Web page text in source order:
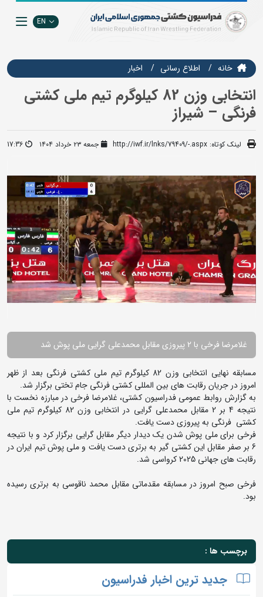
EN
خانه اطلاع رسانی اخبار
انتخابی وزن 82 کیلوگرم تیم ملی کشتی
فرنگی – شیراز
لینک کوتاه: http://iwf.ir/lnks/79409/-.aspx جمعه ۲۳ خرداد ۱۴۰۴ 17:36
غلامرضا فرخی با 2 پیروزی مقابل محمدعلی گرایی ملی پوش شد
مسابقه نهایی انتخابی وزن 82 کیلوگرم تیم ملی کشتی فرنگی بعد از ظهر
امروز در جریان رقابت های بین المللی کشتی فرنگی جام تختی برگزار شد.
به گزارش روابط عمومی فدراسیون کشتی، غلامرضا فرخی در مبارزه نخست با
نتیجه 4 بر 2 مقابل محمدعلی گرایی در انتخابی وزن 82 کیلوگرم تیم ملی
کشتی فرنگی به پیروزی دست یافت.
فرخی برای ملی پوش شدن یک دیدار دیگر مقابل گرایی برگزار کرد و با نتیجه
6 بر صفر مقابل این کشتی گیر به برتری دست یافت و ملی پوش تیم ایران در
رقابت های جهانی 2025 کرواسی شد.
فرخی صبح امروز در مسابقه مقدماتی مقابل محمد ناقوسی به برتری رسیده
بود.
برچسب ها :
جدید ترین اخبار فدراسیون